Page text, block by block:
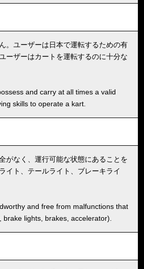
。ユーザーは日本で運転するための有
ーザーはカートを運転するのに十分な
and carry at all times a valid
skills to operate a kart.
がなく、運行可能な状態にあることを
イト、テールライト、ブレーキライ
and free from malfunctions that
lights, brakes, accelerator).